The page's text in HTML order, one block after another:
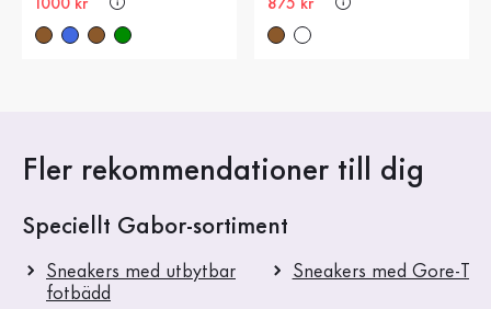
Nytt pris
1000 kr Nytt pris
875 kr
Fler rekommendationer till dig
Speciellt Gabor-sortiment
Sneakers med utbytbar
fotbädd
Sneakers med Gore-Tex